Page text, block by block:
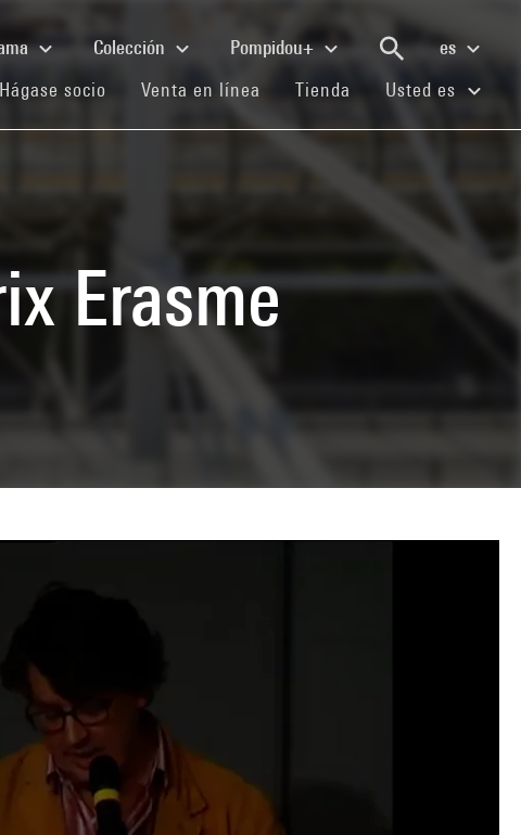
Colección Pompidou+
es
Hágase socio (current)
Venta en línea (current)
Tienda (current)
Usted es
Erasme